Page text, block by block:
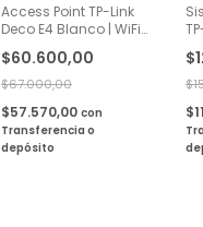
Access Point TP-Link
Deco E4 Blanco | WiFi
Banda 1 Pack
$60.600,00
$67.000,00
$57.570,00 con
Transferencia o
depósito